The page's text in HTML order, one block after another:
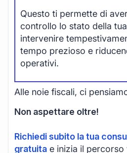
Questo ti permette di
controllo lo stato della
intervenire
tempo prezioso e
operativi.
Alle noie fiscali, ci
Non aspettare oltre!
Richiedi subito la tua
gratuita e inizia il